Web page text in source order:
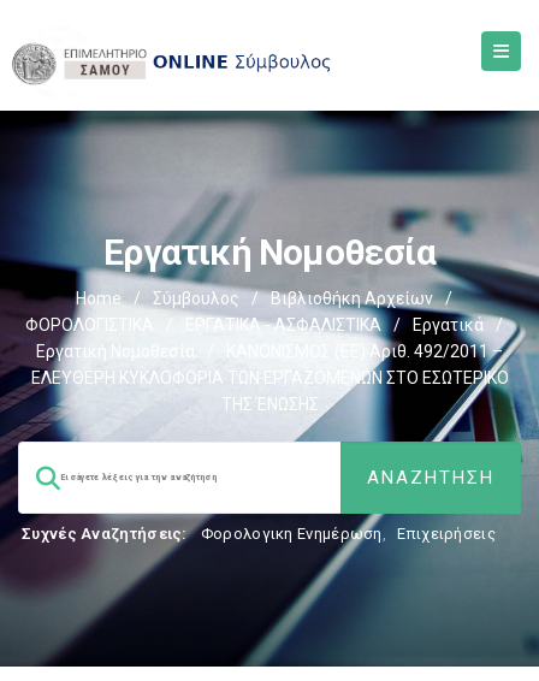
Εργατική Νομοθεσία
Home / Σύμβουλος / Βιβλιοθήκη Αρχείων
/
ΦΟΡΟΛΟΓΙΣΤΙΚΑ
ΕΡΓΑΤΙΚΑ - ΑΣΦΑΛΙΣΤΙΚΑ / Εργατικά
/
Εργατική Νομοθεσία
ΚΑΝΟΝΙΣΜΟΣ (ΕΕ) Αριθ. 492/2011 –
ΕΛΕΥΘΕΡΗ ΚΥΚΛΟΦΟΡΙΑ ΤΩΝ ΕΡΓΑΖΟΜΕΝΩΝ ΣΤΟ ΕΣΩΤΕΡΙΚΟ
ΤΗΣ ΈΝΩΣΗΣ
Συχνές Αναζητήσεις: Φορολογικη Ενημέρωση, Επιχειρήσεις